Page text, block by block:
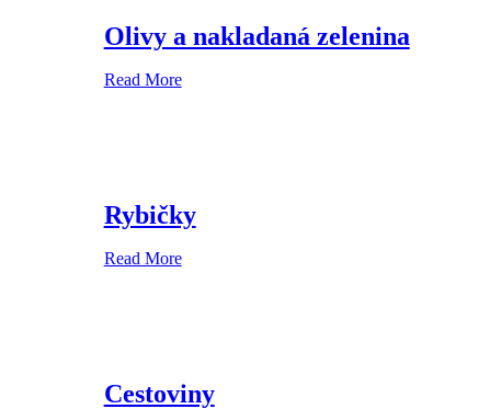
Olivy a nakladaná zelenina
Read More
Rybičky
Read More
Cestoviny